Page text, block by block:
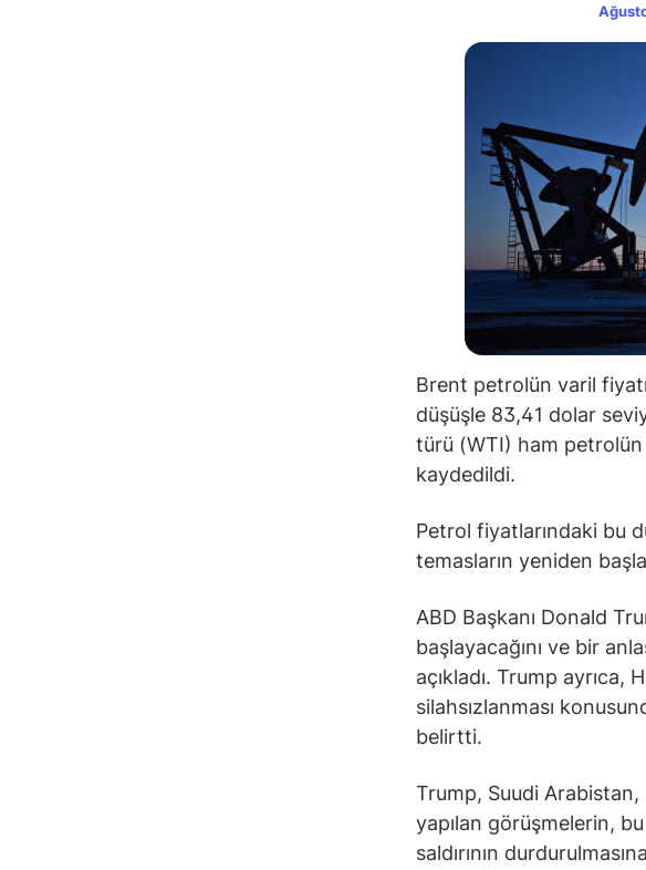
Brent petrolün varil
düşüşle 83,41 dolar
türü (WTI) ham petrolün
kaydedildi.
Petrol fiyatlarındaki bu
temasların yeniden
ABD Başkanı Donald
başlayacağını ve bir
açıkladı. Trump ayrıca,
silahsızlanması
belirtti.
Trump, Suudi
yapılan görüşmelerin,
saldırının